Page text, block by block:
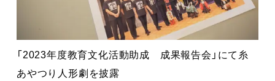
「2023年度教育文化活動助成 成果報告会」にて糸
あやつり人形劇を披露